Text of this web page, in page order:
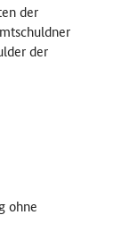
der
der
ohne